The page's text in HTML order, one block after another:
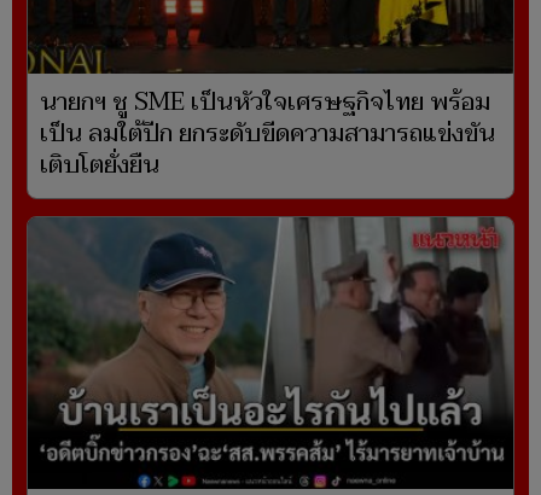
นายกฯ ชู SME เป็นหัวใจเศรษฐกิจไทย พร้อม
เป็น ลมใต้ปีก ยกระดับขีดความสามารถแข่งขัน
เติบโตยั่งยืน